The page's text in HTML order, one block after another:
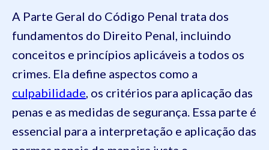
A Parte Geral do Código Penal trata dos
fundamentos do Direito Penal, incluindo
conceitos e princípios aplicáveis a todos os
crimes. Ela define aspectos como a
culpabilidade, os critérios para aplicação das
penas e as medidas de segurança. Essa parte é
essencial para a interpretação e aplicação das